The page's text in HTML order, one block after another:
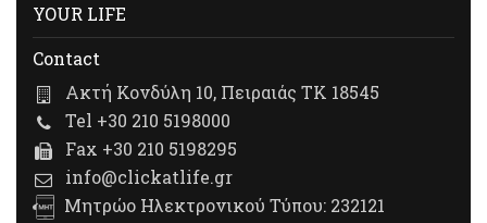
YOUR LIFE
Contact
Ακτή Κονδύλη 10, Πειραιάς ΤΚ 18545
Tel +30 210 5198000
Fax +30 210 5198295
info@clickatlife.gr
Μητρώο Ηλεκτρονικού Τύπου: 232121